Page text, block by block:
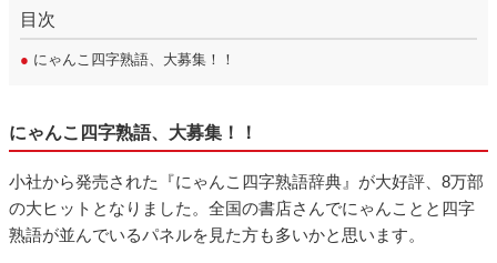
目次
● にゃんこ四字熟語、大募集！！
にゃんこ四字熟語、大募集！！
小社から発売された『にゃんこ四字熟語辞典』が大好評、8万部
の大ヒットとなりました。全国の書店さんでにゃんことと四字
熟語が並んでいるパネルを見た方も多いかと思います。